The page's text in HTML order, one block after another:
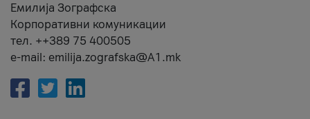
Емилија Зографска
Корпоративни комуникации
тел. ++389 75 400505
e-mail: emilija.zografska@A1.mk